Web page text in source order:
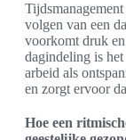
volgen van een
voorkomt druk
dagindeling is
arbeid als
en zorgt ervoor
Hoe een